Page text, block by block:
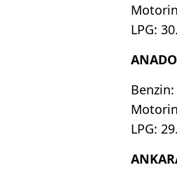
LPG:
Benzin:
LPG: